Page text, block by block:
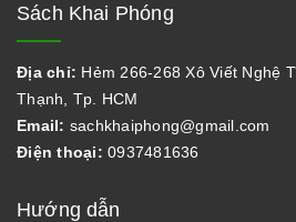
Sách Khai Phóng
Địa chỉ: Hẻm 266-268 Xô Viết Nghệ
Thạnh, Tp. HCM
Email: sachkhaiphong@gmail.com
Điện thoại: 0937481636
Hướng dẫn